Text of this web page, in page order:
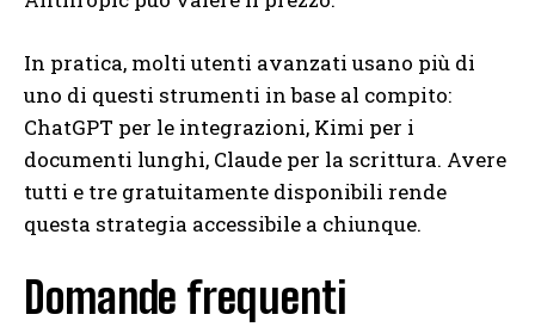
In pratica, molti utenti avanzati usano più di
uno di questi strumenti in base al compito:
ChatGPT per le integrazioni, Kimi per i
documenti lunghi, Claude per la scrittura. Avere
tutti e tre gratuitamente disponibili rende
questa strategia accessibile a chiunque.
Domande frequenti